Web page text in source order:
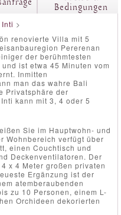
Bedingungen
>
renovierte Villa mit 5
Pererenan
der berühmtesten
ist etwa 45 Minuten vom
Inmitten
man das wahre Bali
Privatsphäre der
kann mit 3, 4 oder 5
Sie im Hauptwohn- und
Wohnbereich verfügt über
einen Couchtisch und
Deckenventilatoren. Der
x 4 Meter großen privaten
Ergänzung ist der
atemberaubenden
zu 10 Personen, einem L-
Orchideen dekorierten